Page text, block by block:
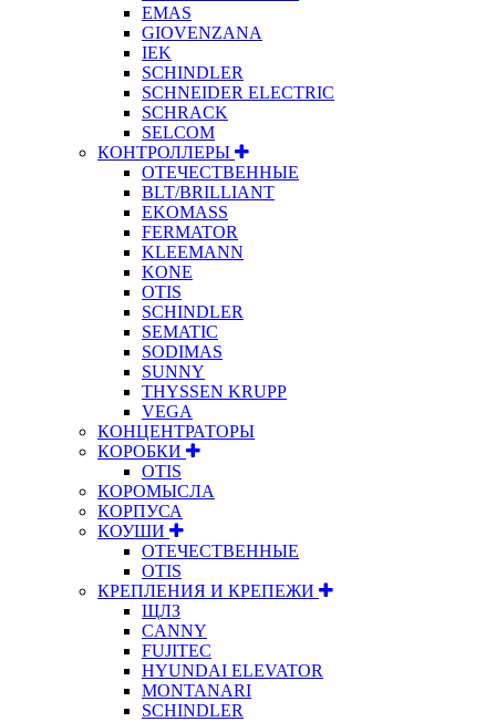
EMAS
GIOVENZANA
IEK
SCHINDLER
SCHNEIDER ELECTRIC
SCHRACK
SELCOM
КОНТРОЛЛЕРЫ
ОТЕЧЕСТВЕННЫЕ
BLT/BRILLIANT
EKOMASS
FERMATOR
KLEEMANN
KONE
OTIS
SCHINDLER
SEMATIC
SODIMAS
SUNNY
THYSSEN KRUPP
VEGA
КОНЦЕНТРАТОРЫ
КОРОБКИ
OTIS
КОРОМЫСЛА
КОРПУСА
КОУШИ
ОТЕЧЕСТВЕННЫЕ
OTIS
КРЕПЛЕНИЯ И КРЕПЕЖИ
ЩЛЗ
CANNY
FUJITEC
HYUNDAI ELEVATOR
MONTANARI
SCHINDLER